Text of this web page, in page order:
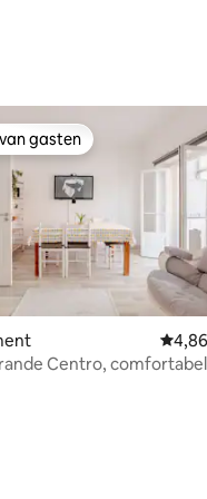
4,93 op 5, 158
gasten
gasten
Centro, comfortabel